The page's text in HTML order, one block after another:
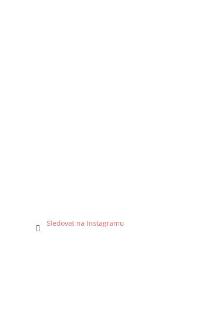
Sledovat na Instagramu